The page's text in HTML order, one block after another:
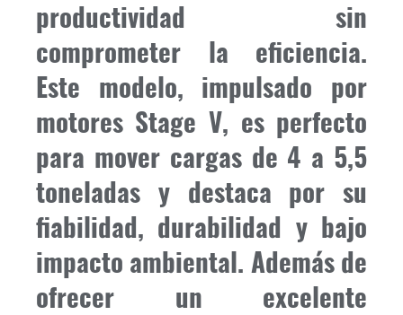
productividad sin
comprometer la eficiencia.
Este modelo, impulsado por
motores Stage V, es perfecto
para mover cargas de 4 a 5,5
toneladas y destaca por su
fiabilidad, durabilidad y bajo
impacto ambiental. Además de
ofrecer un excelente